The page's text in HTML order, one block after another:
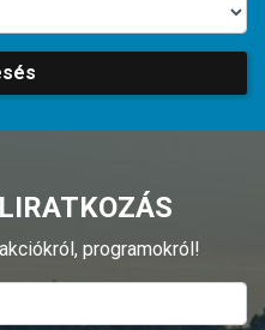
programokról!